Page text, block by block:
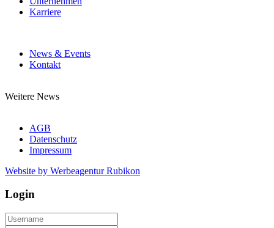
Karriere
News & Events
Kontakt
Weitere News
AGB
Datenschutz
Impressum
Website by Werbeagentur Rubikon
Login